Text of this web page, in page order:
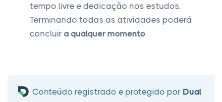
tempo livre e dedicação nos estudos.
Terminando todas as atividades poderá
concluir a qualquer momento
Conteúdo registrado e protegido por Dual